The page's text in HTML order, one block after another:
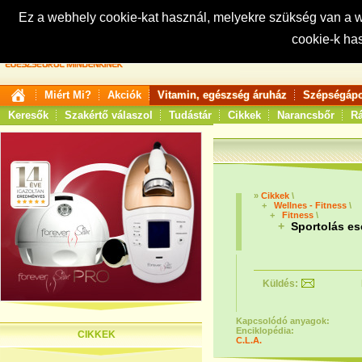
Ez a webhely cookie-kat használ, melyekre szükség van
cookie-k
Keresés:
Miért Mi? Akciók Vitamin, egészség áruház
Keresők
Szakértő válaszol Tudástár Cikkek Narancsbőr
CIKKEK
» Cikkek \
+
Wellnes - Fitness \
+
Fitness \
+ Sportolás
Küldés:
Kapcsolódó anyagok:
Enciklopédia:
C.L.A.